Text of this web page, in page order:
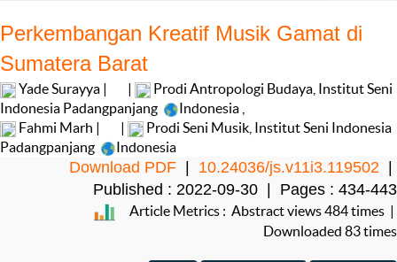
Perkembangan Kreatif Musik Gamat di
Sumatera Barat
Yade Surayya | |
Prodi Antropologi Budaya, Institut Seni
Indonesia Padangpanjang
Indonesia
Fahmi Marh |
|
Prodi Seni Musik, Institut Seni Indonesia
Padangpanjang
Indonesia
Download PDF | 10.24036/js.v11i3.119502 |
Published : 2022-09-30 | Pages : 434-443
Article Metrics : Abstract views 484 times |
Downloaded 83 times